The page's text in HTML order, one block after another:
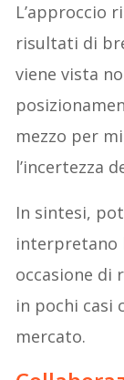
L’approccio
risultati di
viene vista
mezzo per
l’incertezza
In sintesi,
interpretano
occasione di
in pochi casi
mercato.